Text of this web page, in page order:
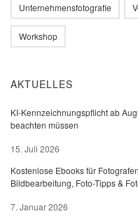
Unternehmensfotografie
Workshop
AKTUELLES
KI-Kennzeichnungspflicht ab
beachten müssen
15. Juli 2026
Kostenlose Ebooks für
Bildbearbeitung, Foto-Tipps &
7. Januar 2026